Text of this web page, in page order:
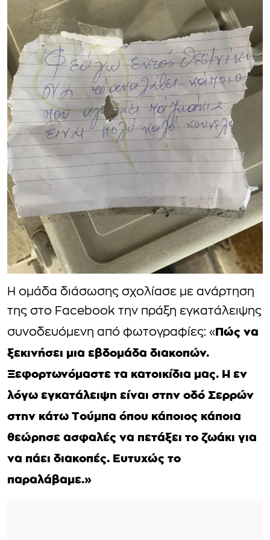
Η ομάδα διάσωσης σχολίασε με ανάρτηση
της στο Facebook την πράξη εγκατάλειψης
συνοδευόμενη από φωτογραφίες: «Πώς να
ξεκινήσει μια εβδομάδα διακοπών.
Ξεφορτωνόμαστε τα κατοικίδια μας. Η εν
λόγω εγκατάλειψη είναι στην οδό Σερρών
στην κάτω Τούμπα όπου κάποιος κάποια
θεώρησε ασφαλές να πετάξει το ζωάκι για
να πάει διακοπές. Ευτυχώς το
παραλάβαμε.»